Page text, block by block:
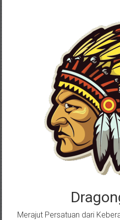
Merajut Persatuan dari